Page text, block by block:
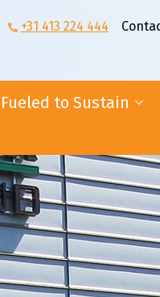
+31 413 224 444
Fueled to Sustain
Duurzaam bouwen
Duurzaam ondernemen
Ambassadeurs